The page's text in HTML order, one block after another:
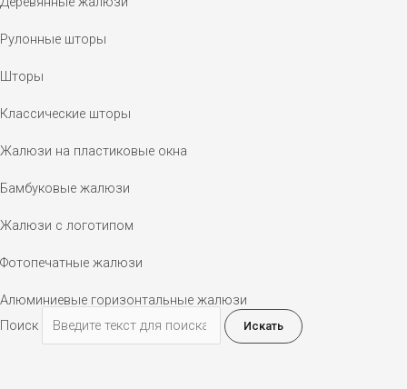
Рулонные шторы
Шторы
Классические шторы
Жалюзи на пластиковые окна
Бамбуковые жалюзи
Жалюзи с логотипом
Фотопечатные жалюзи
Алюминиевые горизонтальные жалюзи
Поиск
Искать